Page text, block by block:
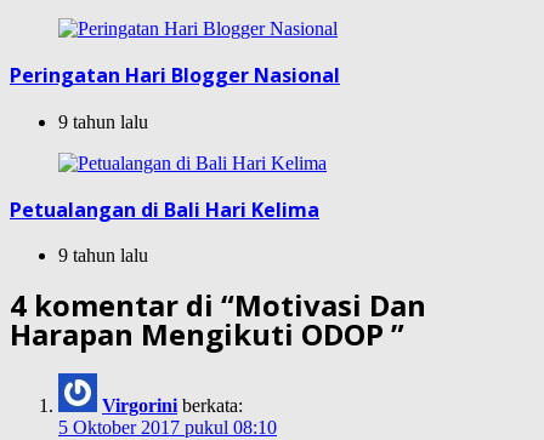
Peringatan Hari Blogger Nasional
9 tahun lalu
Petualangan di Bali Hari Kelima
9 tahun lalu
4 komentar di “Motivasi Dan
Harapan Mengikuti ODOP ”
Virgorini berkata:
5 Oktober 2017 pukul 08:10